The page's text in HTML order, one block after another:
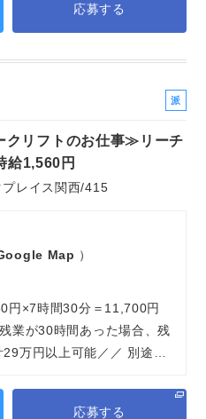
応募する
派
社
クリフトのお仕事≫リーチ
1,560円
レイス関西/415
Map ）
円×7時間30分＝11,700円
業が30時間あった場合、残
万円以上可能／／ 別途…
応募する